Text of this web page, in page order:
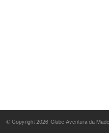
© Copyright 2026 Clube Aventura da